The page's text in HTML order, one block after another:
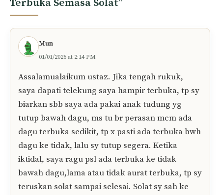
Nama
E-
mel
Simpan nama dan e-mel saya dalam pelayar
ini untuk komen saya yang seterusnya.